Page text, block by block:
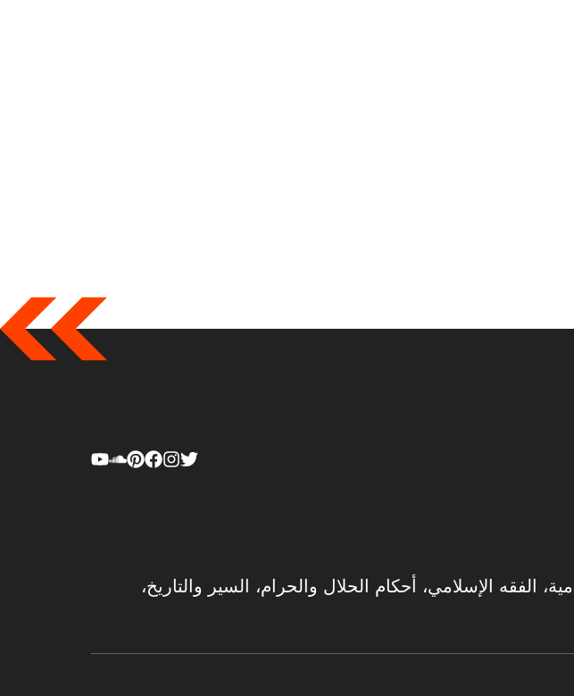
الفقه الإسلامي، أحكام الحلال والحرام، السير والتاريخ،